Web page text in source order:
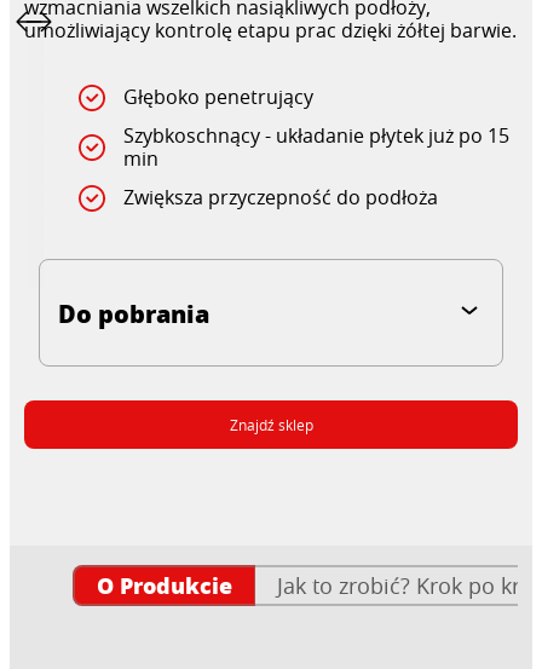
wzmacniania wszelkich nasiąkliwych podłoży,
umożliwiający kontrolę etapu prac dzięki żółtej barwie.
Głęboko penetrujący
Szybkoschnący - układanie płytek już po 15
min
Zwiększa przyczepność do podłoża
Do pobrania
Znajdź sklep
O Produkcie Jak to zrobić? Krok po